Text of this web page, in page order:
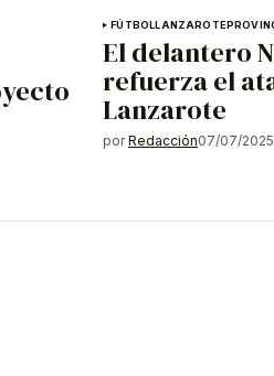
FÚTBOLLANZAROTE
El delantero
refuerza el
Lanzarote
por Redacción07/07/2025